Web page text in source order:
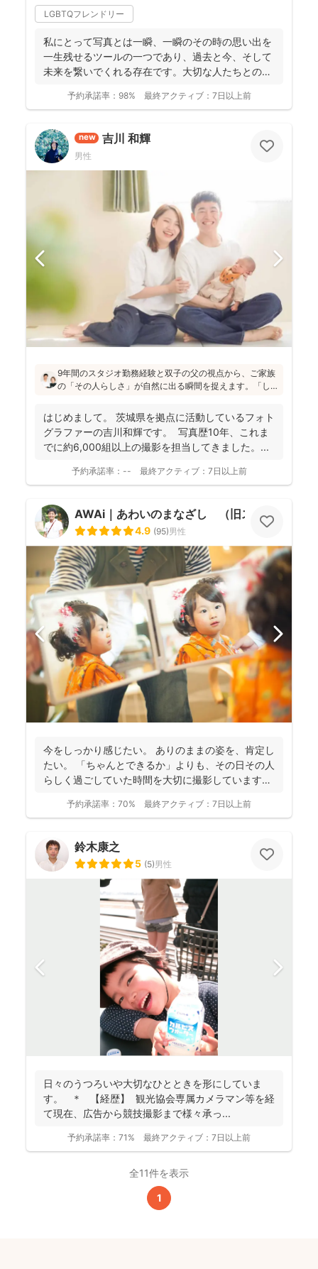
LGBTQフレンドリー
私にとって写真とは一瞬、一瞬のその時の思い出を
一生残せるツールの一つであり、過去と今、そして
未来を繋いでくれる存在です。大切な人たちとの写
予約承諾率： 98% 最終アクティブ： 7日以上前
new 吉川 和輝
男性
9年間のスタジオ勤務経験と双子の父の視点から、ご家族
の「その人らしさ」が自然に出る瞬間を捉えます。「し
ても「楽しかった！」と気持ちがよみがえる写真を残す
ことを、心がけて活動されていらっしゃいます！
はじめまして。 茨城県を拠点に活動しているフォト
グラファーの吉川和輝です。 写真歴10年、これま
でに約6,000組以上の撮影を担当してきました。 ...
予約承諾率： -- 最終アクティブ： 7日以上前
AWAi｜あわいのまなざし （旧スマイルツリ
4.9 (95)男性
今をしっかり感じたい。 ありのままの姿を、肯定し
たい。 「ちゃんとできるか」よりも、その日その人
らしく過ごしていた時間を大切に撮影しています。
予約承諾率： 70% 最終アクティブ： 7日以上前
鈴木康之
5 (5)男性
日々のうつろいや大切なひとときを形にしていま
す。 ＊ 【経歴】 観光協会専属カメラマン等を経
て現在、広告から競技撮影まで様々承っ...
予約承諾率： 71% 最終アクティブ： 7日以上前
全11件を表示
1